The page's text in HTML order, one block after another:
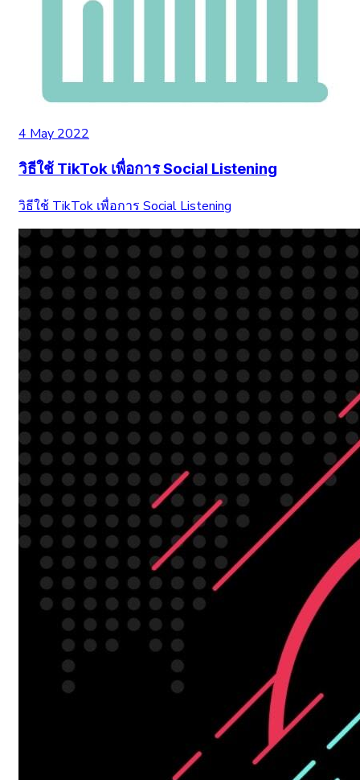
4 May 2022
วิธีใช้ TikTok เพื่อการ Social Listening
วิธีใช้ TikTok เพื่อการ Social Listening